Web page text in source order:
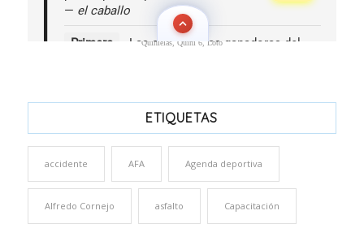
Quinielas, Quini 6, Loto
ETIQUETAS
accidente AFA Agenda deportiva
Alfredo Cornejo asfalto Capacitación